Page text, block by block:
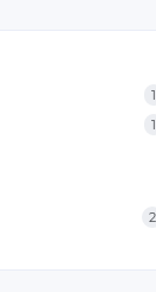
1
1
2